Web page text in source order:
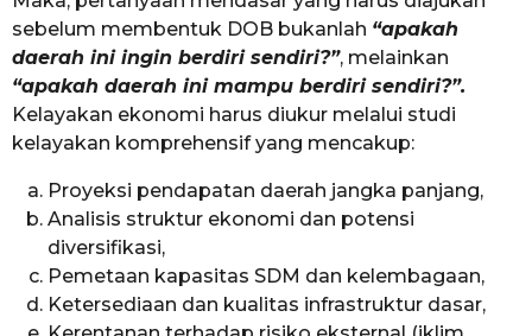
sebelum membentuk DOB bukanlah “apakah
daerah ini ingin berdiri sendiri?”, melainkan
“apakah daerah ini mampu berdiri sendiri?”.
Kelayakan ekonomi harus diukur melalui studi
kelayakan komprehensif yang mencakup:
Proyeksi pendapatan daerah jangka panjang,
Analisis struktur ekonomi dan potensi
diversifikasi,
Pemetaan kapasitas SDM dan kelembagaan,
Ketersediaan dan kualitas infrastruktur dasar,